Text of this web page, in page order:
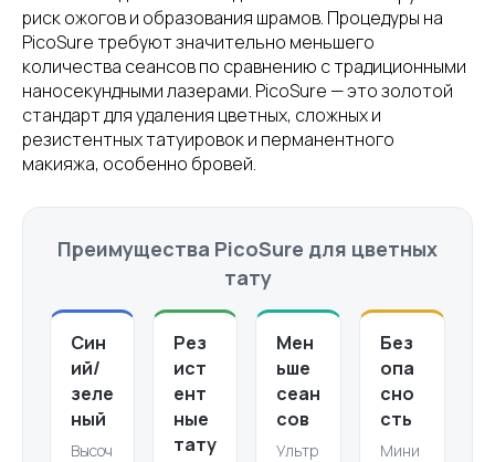
риск ожогов и образования шрамов. Процедуры на
PicoSure требуют значительно меньшего
количества сеансов по сравнению с традиционными
наносекундными лазерами. PicoSure — это золотой
стандарт для удаления цветных, сложных и
резистентных татуировок и перманентного
макияжа, особенно бровей.
Преимущества PicoSure для цветных
тату
Син
ий/
зеле
ный
Высоч
Рез
ист
ент
ные
тату
Мен
ьше
сеан
сов
Ультр
Без
опа
сно
сть
Мини